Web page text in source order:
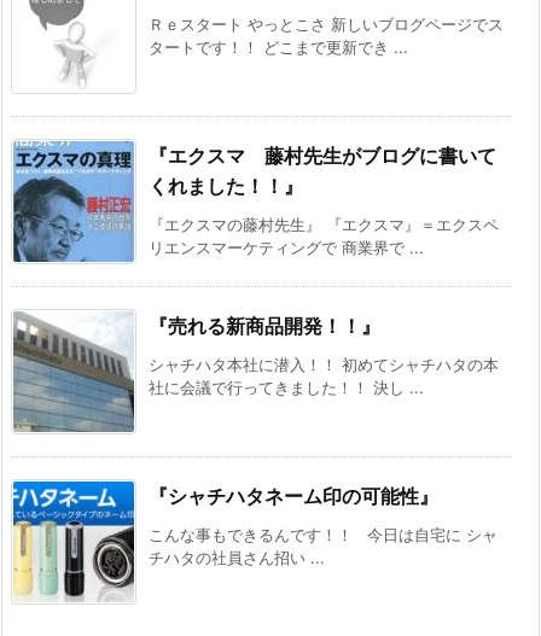
Ｒｅスタート やっとこさ 新しいブログページでス
タートです！！ どこまで更新でき ...
『エクスマ 藤村先生がブログに書いて
くれました！！』
『エクスマの藤村先生』 『エクスマ』＝エクスペ
リエンスマーケティングで 商業界で ...
『売れる新商品開発！！』
シャチハタ本社に潜入！！ 初めてシャチハタの本
社に会議で行ってきました！！ 決し ...
『シャチハタネーム印の可能性』
こんな事もできるんです！！ 今日は自宅に シャ
チハタの社員さん招い ...